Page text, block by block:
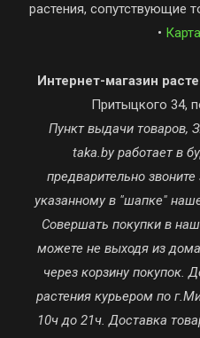
растения, сопутствующие
•
Интернет-магазин
Притыцкого 34,
Пункт выдачи
taka.by работает в
предварительно
указанному в "шапке"
Совершать покупки в
можете не выходя из
через корзину покупок.
растения курьером по
10ч до 21ч. Доставка